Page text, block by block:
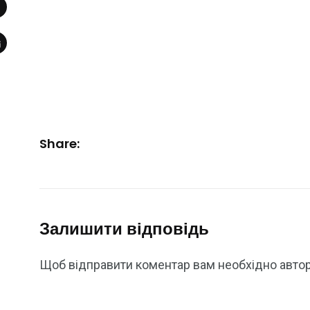
Share:
Залишити відповідь
Щоб відправити коментар вам необхідно